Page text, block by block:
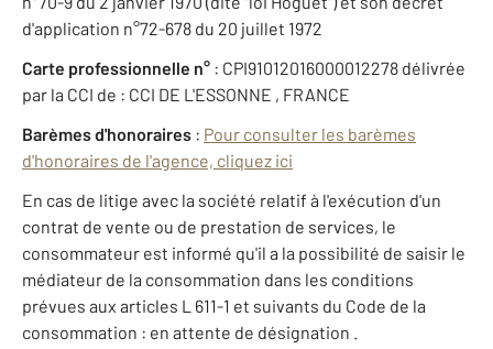
d'application n°72-678 du 20 juillet 1972
Carte professionnelle n° : CPI91012016000012278 délivrée
par la CCI de : CCI DE L'ESSONNE , FRANCE
Barèmes d'honoraires : Pour consulter les barèmes
d'honoraires de l'agence, cliquez ici
En cas de litige avec la société relatif à l'exécution d'un
contrat de vente ou de prestation de services, le
consommateur est informé qu'il a la possibilité de saisir le
médiateur de la consommation dans les conditions
prévues aux articles L 611-1 et suivants du Code de la
consommation : en attente de désignation .